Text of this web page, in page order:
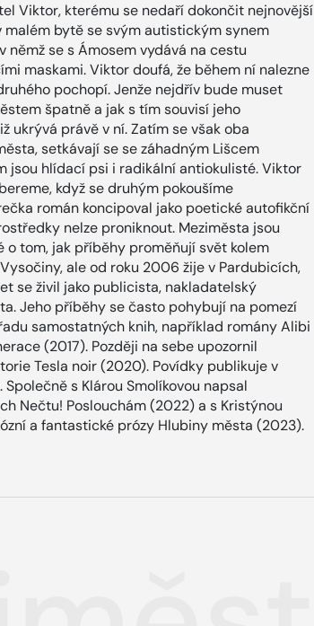
Viktor, kterému se nedaří dokončit nejnovější
malém bytě se svým autistickým synem
němž se s Ámosem vydává na cestu
maskami. Viktor doufá, že během ní nalezne
pochopí. Jenže nejdřív bude muset
špatně a jak s tím souvisí jeho
ukrývá právě v ní. Zatím se však oba
setkávají se se záhadným Lišcem
jsou hlídací psi i radikální antiokulisté. Viktor
když se druhým pokoušíme
román koncipoval jako poetické autofikční
nelze proniknout. Meziměsta jsou
o tom, jak příběhy proměňují svět kolem
ale od roku 2006 žije v Pardubicích,
se živil jako publicista, nakladatelský
Jeho příběhy se často pohybují na pomezí
samostatných knih, například romány Alibi
(2017). Později na sebe upozornil
Tesla noir (2020). Povídky publikuje v
s Klárou Smolíkovou napsal
Nečtu! Poslouchám (2022) a s Kristýnou
a fantastické prózy Hlubiny města (2023).